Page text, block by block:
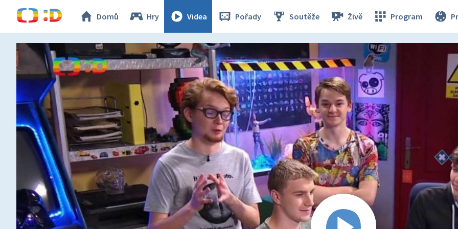
Domů Hry Videa Pořady Soutěže Živě Program